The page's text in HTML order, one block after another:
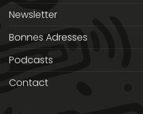
Newsletter
Bonnes Adresses
Podcasts
Contact